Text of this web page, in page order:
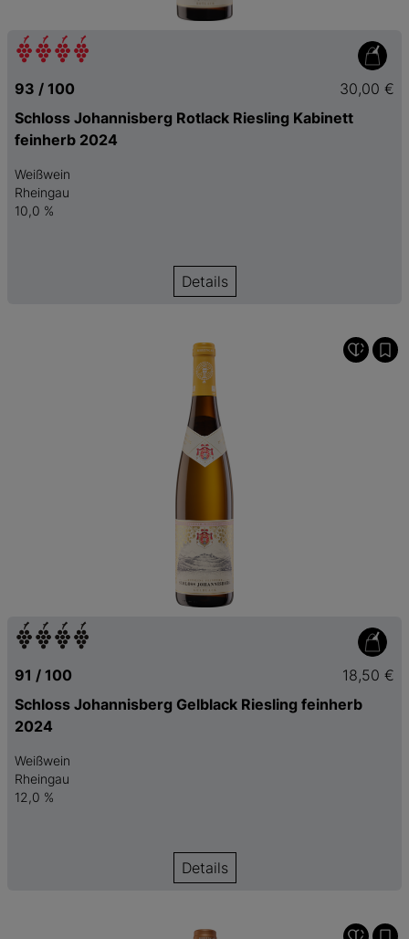
93 / 100
30,00 €
Schloss Johannisberg Rotlack Riesling Kabinett
feinherb 2024
Weißwein
Rheingau
10,0 %
Details
91 / 100
18,50 €
Schloss Johannisberg Gelblack Riesling feinherb
2024
Weißwein
Rheingau
12,0 %
Details